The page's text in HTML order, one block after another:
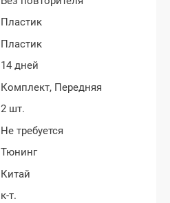
Пластик
Пластик
14 дней
Комплект, Передняя
2 шт.
Не требуется
Тюнинг
Китай
к-т.